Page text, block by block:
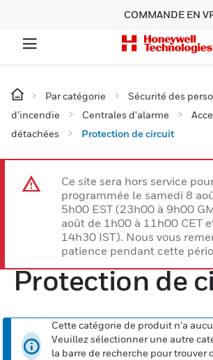
COMMANDE EN
Par catégorie
Sécurité des
d’incendie
Centrales d'alarme
détachées
Protection de circuit
Ce site sera hors service
programmée le samedi 8
5h00 EST (23h00 à 9h00
août de 1h00 à 11h00 CET
14h30 IST). Nous vous
patience pendant cette
Protection de
Cette catégorie de produit n’a
Veuillez sélectionner une autre
la barre de recherche pour trouver